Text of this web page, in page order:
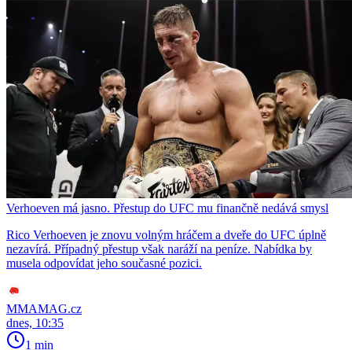
Verhoeven má jasno. Přestup do UFC mu finančně nedává smysl
Rico Verhoeven je znovu volným hráčem a dveře do UFC úplně
nezavírá. Případný přestup však naráží na peníze. Nabídka by
musela odpovídat jeho současné pozici.
MMAMAG.cz
dnes, 10:35
1 min